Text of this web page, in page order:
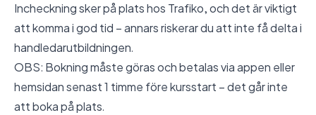
Incheckning sker på plats hos Trafiko, och det är viktigt
att komma i god tid – annars riskerar du att inte få delta i
handledarutbildningen.
OBS: Bokning måste göras och betalas via appen eller
hemsidan senast 1 timme före kursstart – det går inte
att boka på plats.